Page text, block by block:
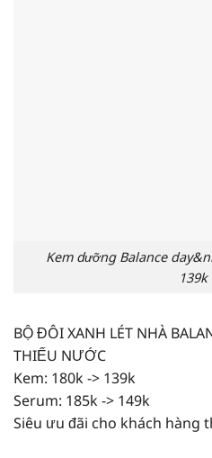
Kem dưỡng Balance
139k
BỘ ĐÔI XANH LÉT NHÀ
THIẾU NƯỚC
Kem: 180k -> 139k
Serum: 185k -> 149k
Siêu ưu đãi cho khách hàng